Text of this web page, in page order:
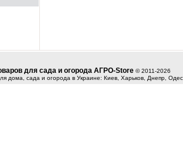
для сада и огорода АГРО-Store © 2011-2026
дома, сада и огорода в Украине: Киев, Харьков, Днепр,